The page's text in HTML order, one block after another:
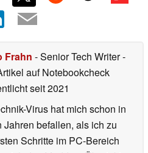
Frahn - Senior Tech Writer-
auf Notebookcheck
seit 2021
Virus hat mich schon in
Jahren befallen, als ich zu
Schritte im PC-Bereich